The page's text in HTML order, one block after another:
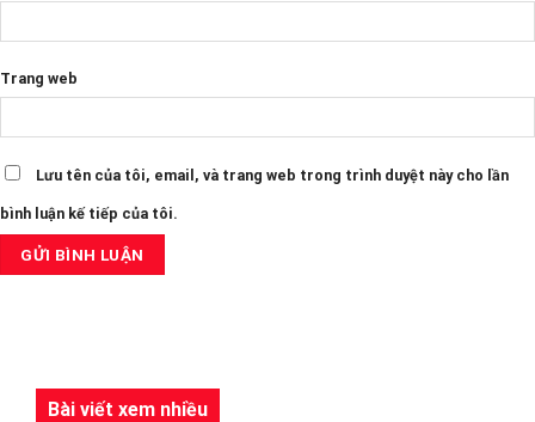
Trang web
Lưu tên của tôi, email, và trang web trong trình duyệt này cho lần
bình luận kế tiếp của tôi.
Bài viết xem nhiều